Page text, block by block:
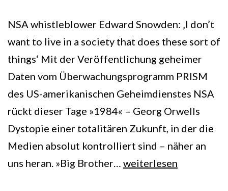
NSA whistleblower Edward Snowden: ‚I don’t
want to live in a society that does these sort of
things‘ Mit der Veröffentlichung geheimer
Daten vom Überwachungsprogramm PRISM
des US-amerikanischen Geheimdienstes NSA
rückt dieser Tage »1984« – Georg Orwells
Dystopie einer totalitären Zukunft, in der die
Medien absolut kontrolliert sind – näher an
uns heran. »Big Brother… Ob
weiterlesen